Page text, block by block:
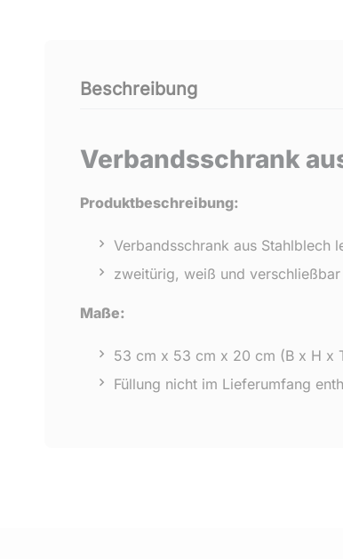
Beschreibung
Verbandsschrank
Produktbeschreibung:
Verbandsschrank aus Stahlblech
zweitürig, weiß und verschließbar
Maße:
53 cm x 53 cm x 20 cm (B x H x
Füllung nicht im Lieferumfang